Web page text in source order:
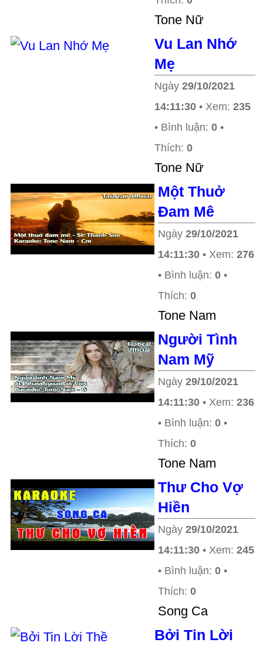
Tone Nữ
Vu Lan Nhớ
Mẹ
Ngày 29/10/2021
14:11:30 • Xem: 235
• Bình luận: 0 •
Thích: 0
Tone Nữ
Một Thuở
Đam Mê
Ngày 29/10/2021
14:11:30 • Xem: 276
• Bình luận: 0 •
Thích: 0
Tone Nam
Người Tình
Nam Mỹ
Ngày 29/10/2021
14:11:30 • Xem: 236
• Bình luận: 0 •
Thích: 0
Tone Nam
Thư Cho Vợ
Hiền
Ngày 29/10/2021
14:11:30 • Xem: 245
• Bình luận: 0 •
Thích: 0
Song Ca
Bởi Tin Lời